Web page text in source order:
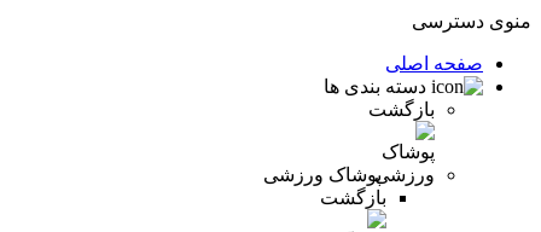
منوی دسترسی
صفحه اصلی
دسته بندی ها
بازگشت
پوشاک ورزشی
بازگشت